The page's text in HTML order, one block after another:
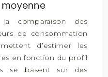
comparaison des
de consommation
d’estimer les
en fonction du profil
se basent sur des